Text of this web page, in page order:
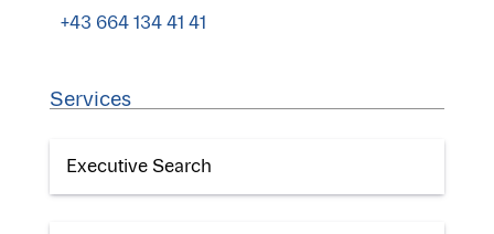
+43 664 134 41 41
Services
Executive Search